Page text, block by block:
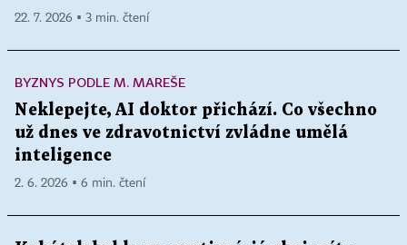
22. 7. 2026 ▪ 3 min. čtení
BYZNYS PODLE M. MAREŠE
Neklepejte, AI doktor přichází. Co všechno
už dnes ve zdravotnictví zvládne umělá
inteligence
2. 6. 2026 ▪ 6 min. čtení